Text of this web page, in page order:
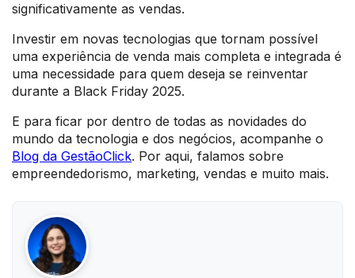
significativamente as vendas.
Investir em novas tecnologias que tornam possível
uma experiência de venda mais completa e integrada é
uma necessidade para quem deseja se reinventar
durante a Black Friday 2025.
E para ficar por dentro de todas as novidades do
mundo da tecnologia e dos negócios, acompanhe o
Blog da GestãoClick. Por aqui, falamos sobre
empreendedorismo, marketing, vendas e muito mais.